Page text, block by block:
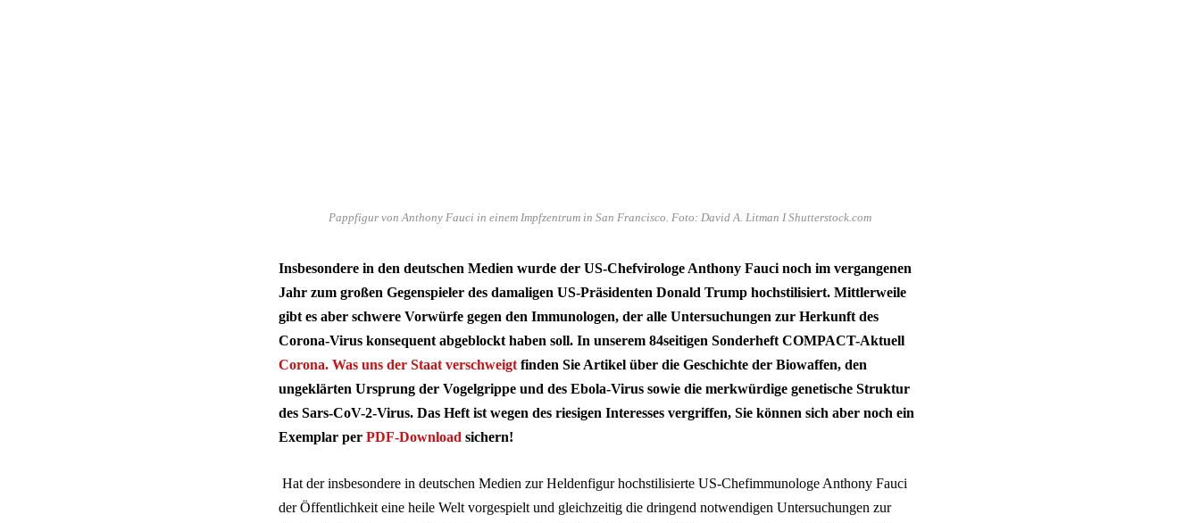
Pappfigur von Anthony Fauci in einem Impfzentrum in San Francisco. Foto: David A. Litman I Shutterstock.com
Insbesondere in den deutschen Medien wurde der US-Chefvirologe Anthony Fauci noch im vergangenen
Jahr zum großen Gegenspieler des damaligen US-Präsidenten Donald Trump hochstilisiert. Mittlerweile
gibt es aber schwere Vorwürfe gegen den Immunologen, der alle Untersuchungen zur Herkunft des
Corona-Virus konsequent abgeblockt haben soll. In unserem 84seitigen Sonderheft COMPACT-Aktuell
Corona. Was uns der Staat verschweigtfinden Sie Artikel über die Geschichte der Biowaffen, den
ungeklärten Ursprung der Vogelgrippe und des Ebola-Virus sowie die merkwürdige genetische Struktur
des Sars-CoV-2-Virus. Das Heft ist wegen des riesigen Interesses vergriffen, Sie können sich aber noch ein
Exemplar per PDF-Download sichern!
Hat der insbesondere in deutschen Medien zur Heldenfigur hochstilisierte US-Chefimmunologe Anthony Fauci
der Öffentlichkeit eine heile Welt vorgespielt und gleichzeitig die dringend notwendigen Untersuchungen zur